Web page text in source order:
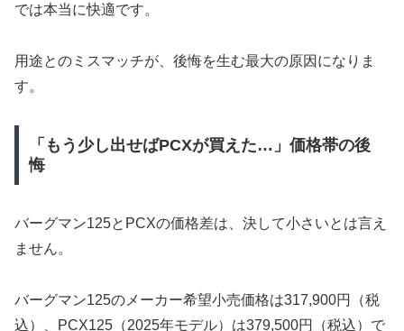
では本当に快適です。
用途とのミスマッチが、後悔を生む最大の原因になりま
す。
「もう少し出せばPCXが買えた…」価格帯の後
悔
バーグマン125とPCXの価格差は、決して小さいとは言え
ません。
バーグマン125のメーカー希望小売価格は317,900円（税
込）、PCX125（2025年モデル）は379,500円（税込）で